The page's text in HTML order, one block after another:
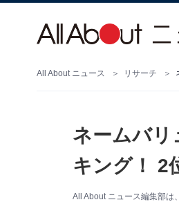
All About ニュース リサーチ
ネームバリ
キング！ 2
All About ニュース編集部は